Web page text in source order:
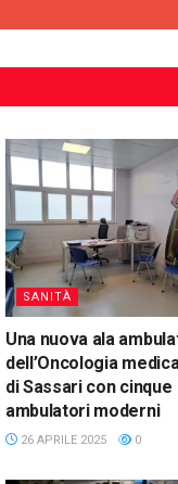
SANITÀ
Una nuova ala
dell’Oncologia
di Sassari con cinque
ambulatori moderni
26 APRILE 2025 0